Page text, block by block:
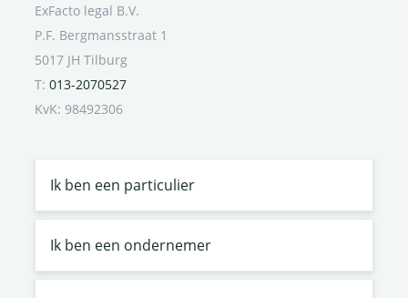
ExFacto legal B.V.
P.F. Bergmansstraat 1
5017 JH Tilburg
T: 013-2070527
KvK: 98492306
Ik ben een particulier
Ik ben een ondernemer